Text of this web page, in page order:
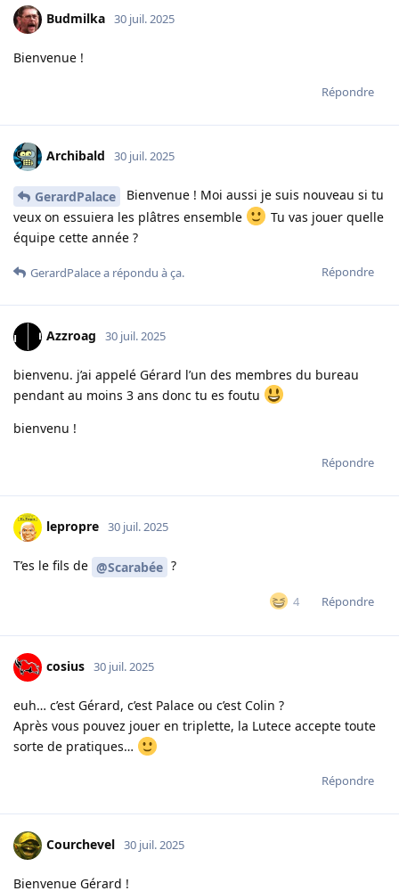
Budmilka 30 juil. 2025
Bienvenue !
Répondre
Archibald 30 juil. 2025
GerardPalace
Bienvenue ! Moi aussi je suis nouveau si tu
veux on essuiera les plâtres ensemble
Tu vas jouer quelle
équipe cette année ?
Répondre
GerardPalacea répondu à ça.
Azzroag 30 juil. 2025
bienvenu. j’ai appelé Gérard l’un des membres du bureau
pendant au moins 3 ans donc tu es foutu
bienvenu !
Répondre
lepropre 30 juil. 2025
T’es le fils de @Scarabée ?
4 Répondre
cosius 30 juil. 2025
euh… c’est Gérard, c’est Palace ou c’est Colin ?
Après vous pouvez jouer en triplette, la Lutece accepte toute
sorte de pratiques…
Répondre
Courchevel 30 juil. 2025
Bienvenue Gérard !